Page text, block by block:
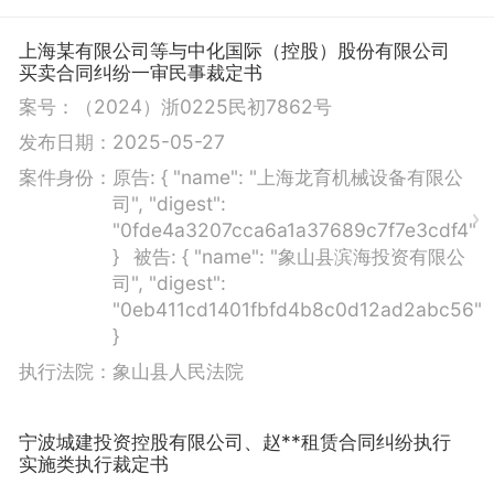
上海某有限公司等与中化国际（控股）股份有限公司
买卖合同纠纷一审民事裁定书
案号：
（2024）浙0225民初7862号
发布日期： 2025-05-27
案件身份： 原告: { "name": "上海龙育机械设备有限公
司", "digest":
"0fde4a3207cca6a1a37689c7f7e3cdf4"
}
被告: { "name": "象山县滨海投资有限公
司", "digest":
"0eb411cd1401fbfd4b8c0d12ad2abc56"
}
执行法院： 象山县人民法院
宁波城建投资控股有限公司、赵**租赁合同纠纷执行
实施类执行裁定书